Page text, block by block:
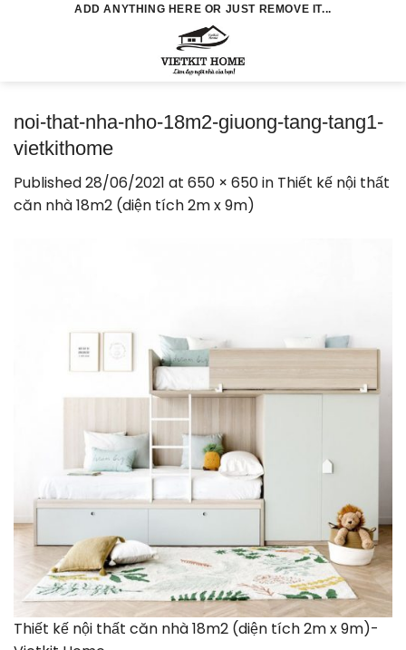
ADD ANYTHING HERE OR JUST REMOVE IT...
noi-that-nha-nho-18m2-giuong-tang-tang1-
vietkithome
Published28/06/2021 at 650 × 650in Thiết kế nội thất
căn nhà 18m2 (diện tích 2m x 9m)
Thiết kế nội thất căn nhà 18m2 (diện tích 2m x 9m)-